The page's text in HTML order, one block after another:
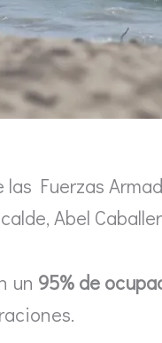
Fuerzas
Abel
un 95% de